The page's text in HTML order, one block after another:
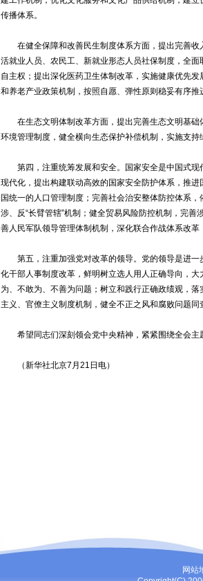
传播体系。
在健全保障和改善民生制度体系方面，提出完善收
活就业人员、农民工、新就业形态人员社保制度，全
自主权；提出深化医药卫生体制改革，实施健康优先
和养老产业政策机制，按照自愿、弹性原则稳妥有序推
在生态文明体制改革方面，提出完善生态文明基础
环境管理制度，健全横向生态保护补偿机制，实施支
第四，注重统筹发展和安全。国家安全是中国式现
现代化，提出构建联动高效的国家安全防护体系，推
国统一的人口管理制度；完善社会治安整体防控体系
涉、反“长臂管辖”机制；健全贸易风险防控机制，完
善人民军队领导管理体制机制，深化联合作战体系改革
第五，注重加强党对改革的领导。党的领导是进一
化干部人事制度改革，鲜明树立选人用人正确导向，
为、不敢为、不善为问题；树立和践行正确政绩观，
主义、官僚主义制度机制，健全不正之风和腐败问题
希望同志们深刻领会党中央精神，紧紧围绕全会主
（新华社北京7月21日电）
网站